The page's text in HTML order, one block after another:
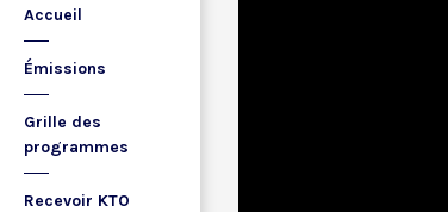
Accueil
Émissions
Grille des
programmes
Recevoir KTO